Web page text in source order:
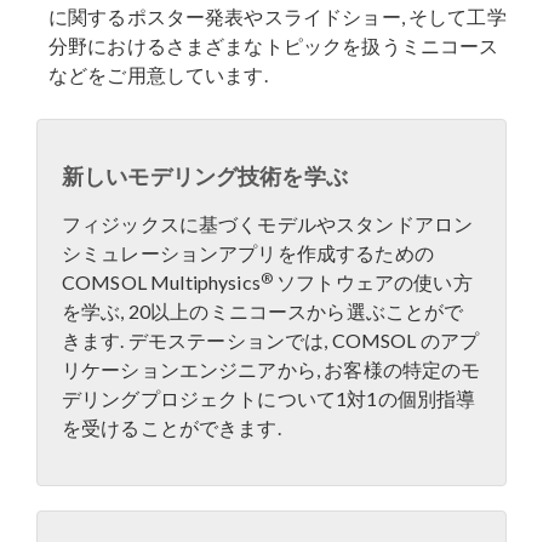
に関するポスター発表やスライドショー, そして工学
分野におけるさまざまなトピックを扱うミニコース
などをご用意しています.
新しいモデリング技術を学ぶ
フィジックスに基づくモデルやスタンドアロン
シミュレーションアプリを作成するための
COMSOL Multiphysics® ソフトウェアの使い方
を学ぶ, 20以上のミニコースから選ぶことがで
きます. デモステーションでは, COMSOL のアプ
リケーションエンジニアから, お客様の特定のモ
デリングプロジェクトについて1対1の個別指導
を受けることができます.